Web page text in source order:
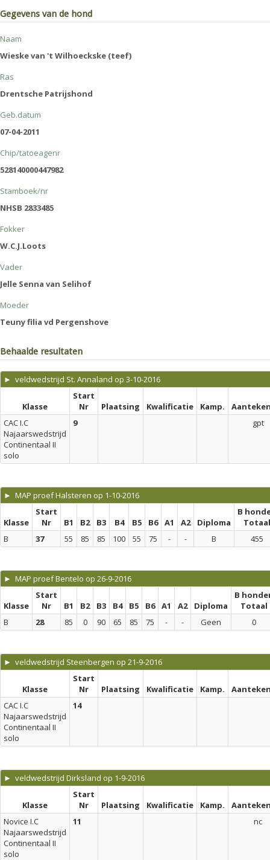
Gegevens van de hond
Naam
Wieske van 't Wilhoeckske (teef)
Ras
Drentsche Patrijshond
Geb.datum
07-04-2011
Chip/tatoeagenr
528140000447982
Stamboek/nr
NHSB 2833485
Fokker
W.C.J.Loots
Vader
Jelle Senna van Selihof
Moeder
Teuny filia vd Pergenshove
Behaalde resultaten
► veldwedstrijd St. Annaland op 3-10-2016
Klasse
Start
Nr
Plaatsing Kwalificatie Kamp.
CAC I.C
Najaarswedstrijd
Continentaal II
solo
9 gpt
► MAP proef Halsteren op 1-10-2016
Klasse
Start
Nr
B1 B2 B3 B4 B5 B6 A1 A2 Diploma
B
Totaal
B
37 55 85 85 100 55 75 - - B 455
► MAP proef Bentelo op 26-9-2016
Klasse
Start
Nr
B1 B2 B3 B4 B5 B6 A1 A2 Diploma
B
Totaal
B
28 85 0 90 65 85 75 - - Geen 0
► veldwedstrijd Steenbergen op 21-9-2016
Klasse
Start
Nr
Plaatsing Kwalificatie Kamp.
CAC I.C
Najaarswedstrijd
Continentaal II
solo
14
► veldwedstrijd Dirksland op 1-9-2016
Klasse
Start
Nr
Plaatsing Kwalificatie Kamp.
Novice I.C
Najaarswedstrijd
Continentaal II
solo
11 nc